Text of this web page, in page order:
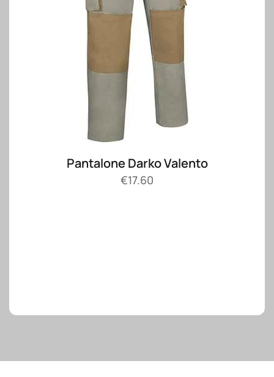
Pantalone Darko Valento
€17.60